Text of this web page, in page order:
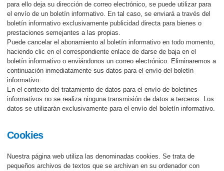
para ello deja su dirección de correo electrónico, se puede utilizar para
el envío de un boletín informativo. En tal caso, se enviará a través del
boletín informativo exclusivamente publicidad directa para bienes o
prestaciones semejantes a las propias.
Puede cancelar el abonamiento al boletín informativo en todo momento,
haciendo clic en el correspondiente enlace de darse de baja en el
boletín informativo o enviándonos un correo electrónico. Eliminaremos a
continuación inmediatamente sus datos para el envío del boletín
informativo.
En el contexto del tratamiento de datos para el envío de boletines
informativos no se realiza ninguna transmisión de datos a terceros. Los
datos se utilizarán exclusivamente para el envío del boletín informativo.
Cookies
Nuestra página web utiliza las denominadas cookies. Se trata de
pequeños archivos de textos que se archivan en su ordenador con